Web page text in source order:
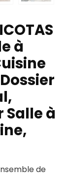
à
Salle à
de